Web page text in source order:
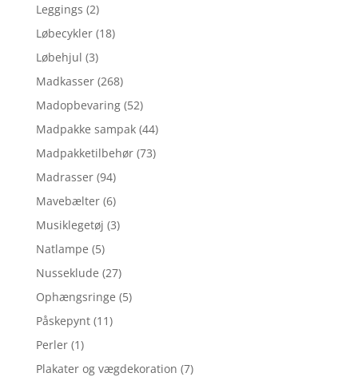
Leggings (2)
Løbecykler (18)
Løbehjul (3)
Madkasser (268)
Madopbevaring (52)
Madpakke sampak (44)
Madpakketilbehør (73)
Madrasser (94)
Mavebælter (6)
Musiklegetøj (3)
Natlampe (5)
Nusseklude (27)
Ophængsringe (5)
Påskepynt (11)
Perler (1)
Plakater og vægdekoration (7)